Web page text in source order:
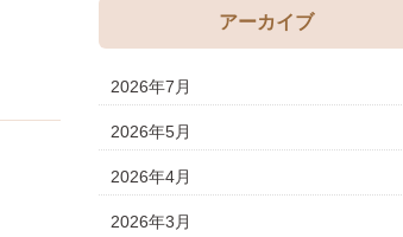
アーカイブ
2026年7月
2026年5月
2026年4月
2026年3月